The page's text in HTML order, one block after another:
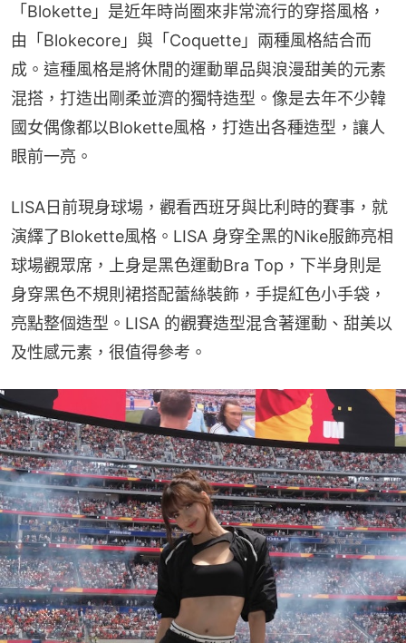
「Blokette」是近年時尚圈來非常流行的穿搭風格，
由「Blokecore」與「Coquette」兩種風格結合而
成。這種風格是將休閒的運動單品與浪漫甜美的元素
混搭，打造出剛柔並濟的獨特造型。像是去年不少韓
國女偶像都以Blokette風格，打造出各種造型，讓人
眼前一亮。
LISA日前現身球場，觀看西班牙與比利時的賽事，就
演繹了Blokette風格。LISA 身穿全黑的Nike服飾亮相
球場觀眾席，上身是黑色運動Bra Top，下半身則是
身穿黑色不規則裙搭配蕾絲裝飾，手提紅色小手袋，
亮點整個造型。LISA 的觀賽造型混含著運動、甜美以
及性感元素，很值得參考。